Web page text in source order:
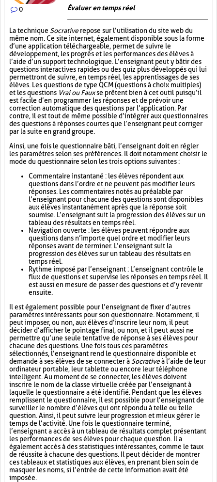
0 Évaluer en temps réel
La technique Socrativerepose sur l’utilisation du site web du
même nom. Ce site internet, également disponible sous la forme
d’une application téléchargeable, permet de suivre le
développement, les progrès et les performances des élèves à
l’aide d’un support technologique. L’enseignant peut y bâtir des
questions interactives rapides ou des quiz plus développés qui lui
permettront de suivre, en temps réel, les apprentissages de ses
élèves. Les questions de type QCM (questions à choix multiples)
et les questions Vrai ou Fauxse prêtent bien à cet outil puisqu’il
est facile d’en programmer les réponses et de prévoir une
correction automatique des questions par l’application. Par
contre, il est tout de même possible d’intégrer aux questionnaires
des questions à réponses courtes que l’enseignant peut corriger
par la suite en grand groupe.
Ainsi, une fois le questionnaire bâti, l’enseignant doit en régler
les paramètres selon ses préférences. Il doit notamment choisir le
mode du questionnaire selon les trois options suivantes :
Commentaire instantané : les élèves répondent aux
questions dans l’ordre et ne peuvent pas modifier leurs
réponses. Les commentaires notés au préalable par
l’enseignant pour chacune des questions sont disponibles
aux élèves instantanément après que la réponse soit
soumise. L’enseignant suit la progression des élèves sur un
tableau des résultats en temps réel.
Navigation ouverte : les élèves peuvent répondre aux
questions dans n’importe quel ordre et modifier leurs
réponses avant de terminer. L’enseignant suit la
progression des élèves sur un tableau des résultats en
temps réel.
Rythme imposé par l’enseignant : L’enseignant contrôle le
flux de questions et supervise les réponses en temps réel. Il
est aussi en mesure de passer des questions et d’y revenir
ensuite.
Il est également possible pour l’enseignant de fixer d’autres
paramètres intéressants pour son questionnaire. Notamment, il
peut imposer, ou non, aux élèves d’inscrire leur nom, il peut
décider d’afficher le pointage final, ou non, et il peut aussi ne
permettre qu’une seule tentative de réponse à ses élèves pour
chacune des questions. Une fois tous ces paramètres
sélectionnés, l’enseignant rend le questionnaire disponible et
demande à ses élèves de se connecter à Socrativeà l’aide de leur
ordinateur portable, leur tablette ou encore leur téléphone
intelligent. Au moment de se connecter, les élèves doivent
inscrire le nom de la classe virtuelle créée par l’enseignant à
laquelle le questionnaire a été identifié. Pendant que les élèves
remplissent le questionnaire, il est possible pour l’enseignant de
surveiller le nombre d’élèves qui ont répondu à telle ou telle
question. Ainsi, il peut suivre leur progression et mieux gérer le
temps de l’activité. Une fois le questionnaire terminé,
l’enseignant a accès à un tableau de résultats complet présentant
les performances de ses élèves pour chaque question. Il a
également accès à des statistiques intéressantes, comme le taux
de réussite à chacune des questions. Il peut décider de montrer
ces tableaux et statistiques aux élèves, en prenant bien soin de
masquer les noms, si l’entrée de cette information avait été
imposée.